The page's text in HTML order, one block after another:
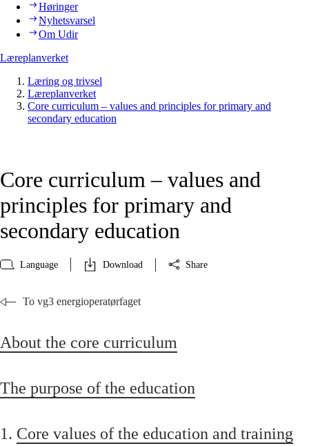
Høringer
Nyhetsvarsel
Om Udir
Læreplanverket
Læring og trivsel
Læreplanverket
Core curriculum – values and principles for primary and
secondary education
Core curriculum – values and
principles for primary and
secondary education
Language Download Share
To vg3 energioperatørfaget
About the core curriculum
The purpose of the education
1. Core values of the education and training